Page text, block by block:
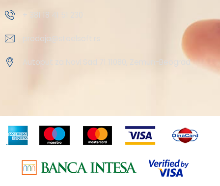
+ 381 18 41 51 230
prodaja@steelsoft.rs
Autoput za Novi Sad 71 11080, Zemun-Beograd